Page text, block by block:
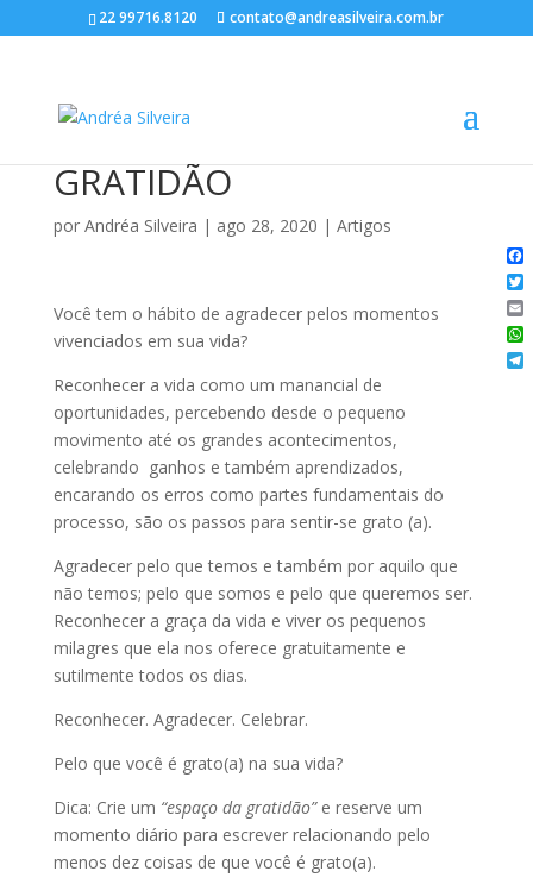
22 99716.8120 contato@andreasilveira.com.br
GRATIDÃO
por Andréa Silveira | ago 28, 2020 | Artigos
Você tem o hábito de agradecer pelos momentos
vivenciados em sua vida?
Reconhecer a vida como um manancial de
oportunidades, percebendo desde o pequeno
movimento até os grandes acontecimentos,
celebrando ganhos e também aprendizados,
encarando os erros como partes fundamentais do
processo, são os passos para sentir-se grato (a).
Agradecer pelo que temos e também por aquilo que
não temos; pelo que somos e pelo que queremos ser.
Reconhecer a graça da vida e viver os pequenos
milagres que ela nos oferece gratuitamente e
sutilmente todos os dias.
Reconhecer. Agradecer. Celebrar.
Pelo que você é grato(a) na sua vida?
Dica: Crie um “espaço da gratidão”e reserve um
momento diário para escrever relacionando pelo
menos dez coisas de que você é grato(a).